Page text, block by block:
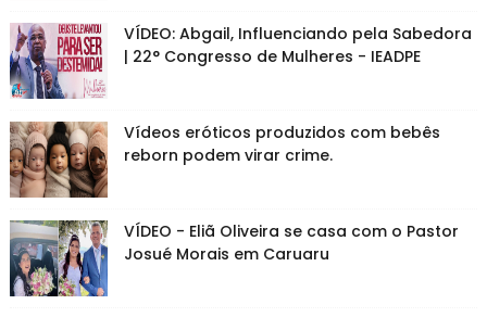
VÍDEO: Abgail, Influenciando pela Sabedora
| 22° Congresso de Mulheres - IEADPE
Vídeos eróticos produzidos com bebês
reborn podem virar crime.
VÍDEO - Eliã Oliveira se casa com o Pastor
Josué Morais em Caruaru